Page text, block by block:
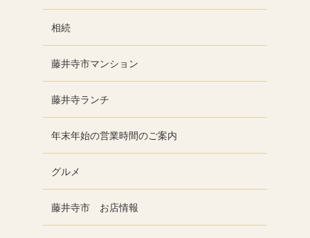
相続
藤井寺市マンション
藤井寺ランチ
年末年始の営業時間のご案内
グルメ
藤井寺市 お店情報